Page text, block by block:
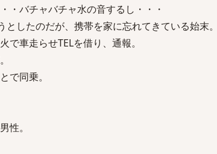
・バチャバチャ水の音するし・・・
したのだが、携帯を家に忘れてきている始末。
車走らせTELを借り、通報。
で同乗。
性。